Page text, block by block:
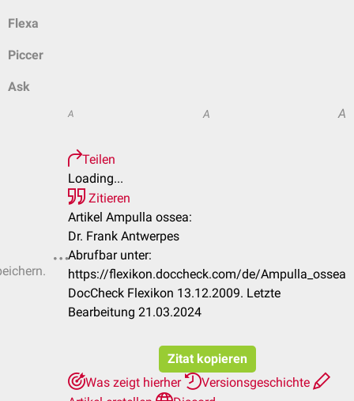
Flexa
Piccer
Ask
A A A
Teilen
Loading...
Zitieren
Artikel Ampulla ossea:
Dr. Frank Antwerpes
Abrufbar unter:
https://flexikon.doccheck.com/de/Ampulla_ossea
DocCheck Flexikon 13.12.2009. Letzte
Bearbeitung 21.03.2024
Zitat kopieren
Was zeigt hierher
Versionsgeschichte